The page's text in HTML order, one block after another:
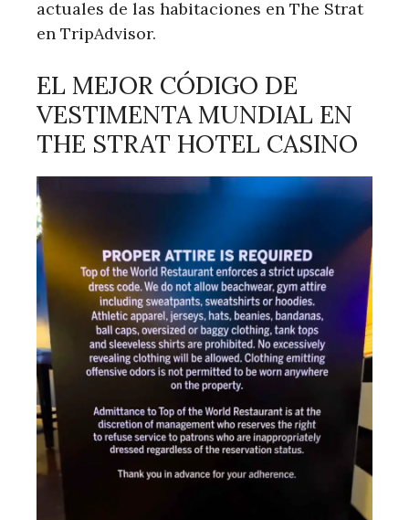
actuales de las habitaciones en The Strat
en TripAdvisor.
EL MEJOR CÓDIGO DE
VESTIMENTA MUNDIAL EN
THE STRAT HOTEL CASINO